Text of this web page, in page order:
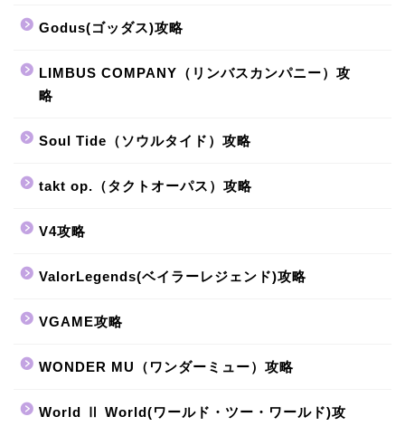
Godus(ゴッダス)攻略
LIMBUS COMPANY（リンバスカンパニー）攻
略
Soul Tide（ソウルタイド）攻略
takt op.（タクトオーパス）攻略
V4攻略
ValorLegends(ベイラーレジェンド)攻略
VGAME攻略
WONDER MU（ワンダーミュー）攻略
World Ⅱ World(ワールド・ツー・ワールド)攻